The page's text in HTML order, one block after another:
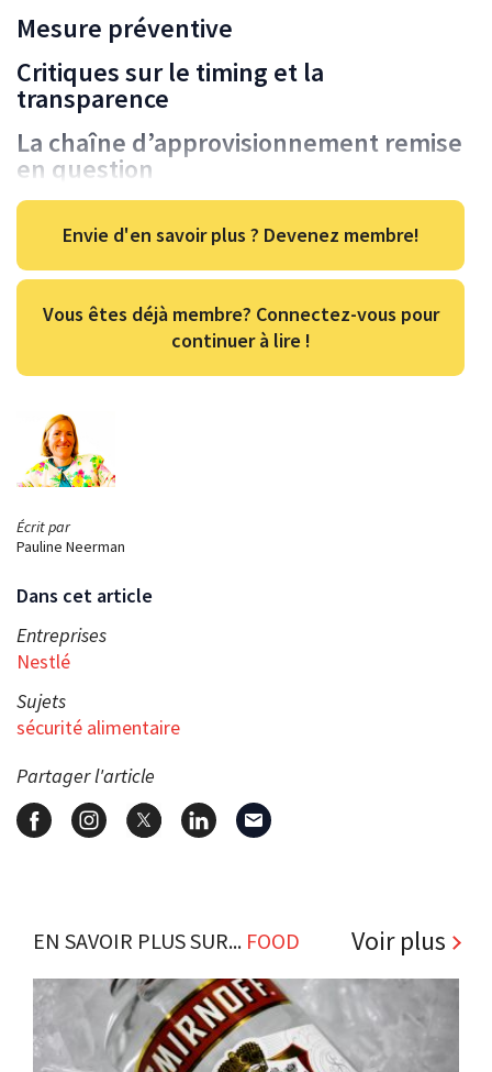
Écrit par
Pauline Neerman
Dans cet article
Entreprises
Nestlé
Sujets
sécurité alimentaire
Partager l'article
Mesure préventive
Critiques sur le timing et la
transparence
La chaîne d’approvisionnement remise
en question
Envie d'en savoir plus ? Devenez membre!
Vous êtes déjà membre? Connectez-vous pour
continuer à lire !
EN SAVOIR PLUS SUR... FOOD Voir plus